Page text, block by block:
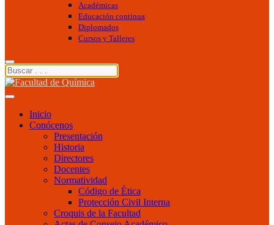
Académicas
Educación continua
Diplomados
Cursos y Talleres
Inicio
Conócenos
Presentación
Historia
Directores
Docentes
Normatividad
Código de Ética
Protección Civil Interna
Croquis de la Facultad